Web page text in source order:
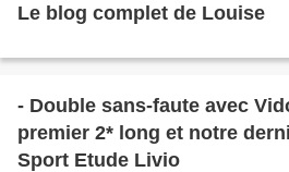
Le blog complet de Louise
- Double sans-faute avec
premier 2* long et notre
Sport Etude Livio